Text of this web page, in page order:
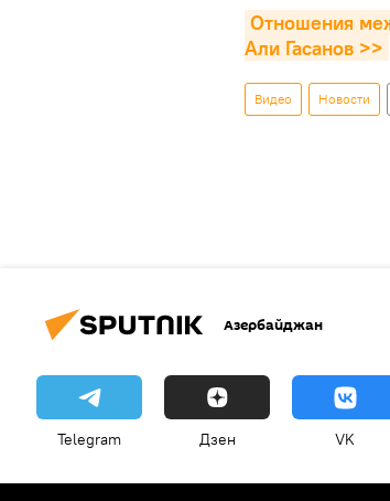
Отношения
Али Гасанов >>
Видео Новости
Азербайджан
Telegram Дзен VK